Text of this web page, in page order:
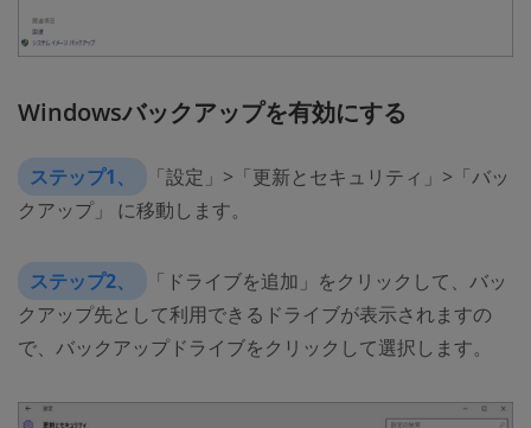
Windowsバックアップを有効にする
ステップ1、
「設定」>「更新とセキュリティ」>「バッ
クアップ」 に移動します。
ステップ2、
「ドライブを追加」をクリックして、バッ
クアップ先として利用できるドライブが表示されますの
で、バックアップドライブをクリックして選択します。